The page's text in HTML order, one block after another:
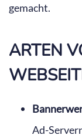
gemacht.
ARTEN
Ad-